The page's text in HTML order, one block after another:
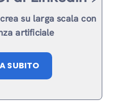
su larga scala con
artificiale
SUBITO